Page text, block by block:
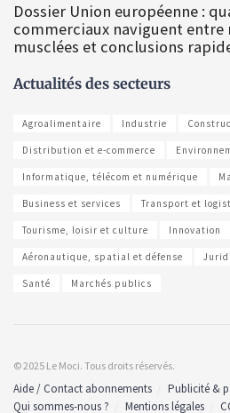
Dossier Union européenne :
commerciaux naviguent entre
musclées et conclusions
Actualités des secteurs
Agroalimentaire Industrie
Distribution et e-commerce
Informatique, télécom et numérique
Business et services Transport et
Tourisme, loisir et culture Innovation
Aéronautique, spatial et défense
Santé Marchés publics
© 2025 Le Moci. Tous droits réservés.
Aide / Contact abonnements
Publicité &
Qui sommes-nous ?
Mentions légales